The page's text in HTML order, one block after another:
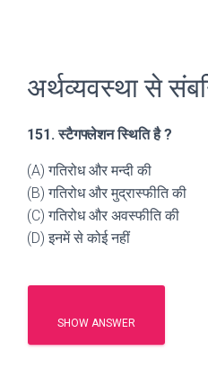
अर्थव्यवस्था से
151. स्टैगफ्लेशन स्थिति है ?
(A) गतिरोध और मन्दी की
(B) गतिरोध और मुद्रास्फीति की
(C) गतिरोध और अवस्फीति की
(D) इनमें से कोई नहीं
SHOW ANSWER